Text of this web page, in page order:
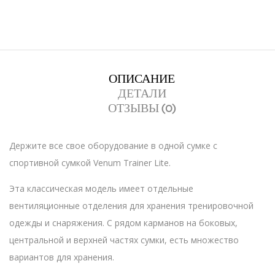
ОПИСАНИЕ
ДЕТАЛИ
ОТЗЫВЫ (0)
Держите все свое оборудование в одной сумке с
спортивной сумкой Venum Trainer Lite.
Эта классическая модель имеет отдельные
вентиляционные отделения для хранения тренировочной
одежды и снаряжения. С рядом карманов на боковых,
центральной и верхней частях сумки, есть множество
вариантов для хранения.